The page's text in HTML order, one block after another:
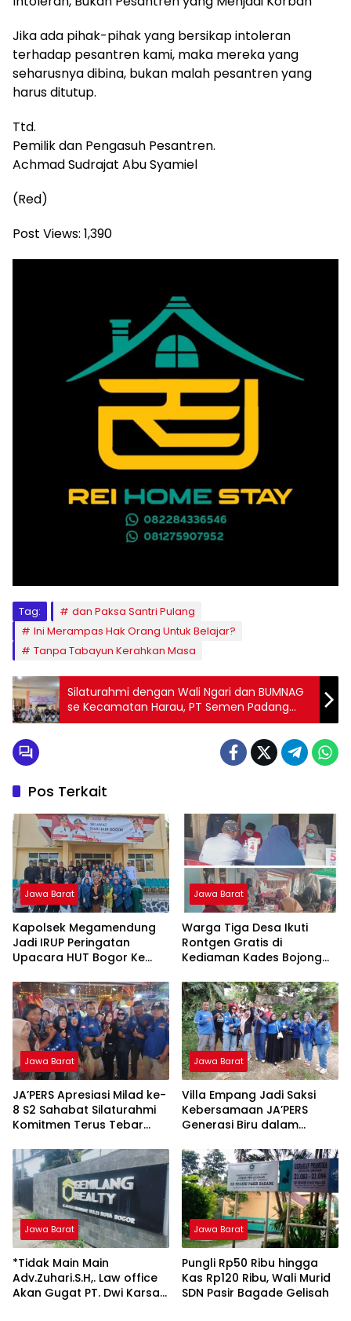
Jika ada pihak-pihak yang bersikap intoleran
terhadap pesantren kami, maka mereka yang
seharusnya dibina, bukan malah pesantren yang
harus ditutup.
Ttd.
Pemilik dan Pengasuh Pesantren.
Achmad Sudrajat Abu Syamiel
(Red)
Post Views: 1,390
Tag:
dan Paksa Santri Pulang
Ini Merampas Hak Orang Untuk Belajar?
Tanpa Tabayun Kerahkan Masa
Silaturahmi dengan Wali Ngari dan BUMNAG
se Kecamatan Harau, PT Semen Padang
Siap Dukung Pembangunan Nagari
Pos Terkait
Jawa Barat
Kapolsek Megamendung
Jadi IRUP Peringatan
Upacara HUT Bogor Ke
Kecamatan
Megamendung, Kabupaten
Bogor
Jawa Barat
Warga Tiga Desa Ikuti
Rontgen Gratis di
Kediaman Kades Bojong
Jawa Barat
JA’PERS Apresiasi Milad ke-
8 S2 Sahabat Silaturahmi
Komitmen Terus Tebar
Jawa Barat
Villa Empang Jadi Saksi
Kebersamaan JA’PERS
Generasi Biru dalam
Jawa Barat
*Tidak Main Main
Adv.Zuhari.S.H,. Law office
Akan Gugat PT. Dwi Karsa
Jawa Barat
Pungli Rp50 Ribu hingga
Kas Rp120 Ribu, Wali Murid
SDN Pasir Bagade Gelisah